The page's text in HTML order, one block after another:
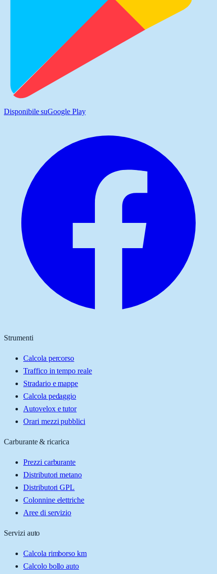
Disponibile suGoogle Play
Strumenti
Calcola percorso
Traffico in tempo reale
Stradario e mappe
Calcola pedaggio
Autovelox e tutor
Orari mezzi pubblici
Carburante & ricarica
Prezzi carburante
Distributori metano
Distributori GPL
Colonnine elettriche
Aree di servizio
Servizi auto
Calcola rimborso km
Calcolo bollo auto